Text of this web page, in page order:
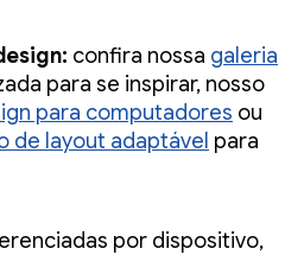
confira nossa galeria
para se inspirar, nosso
para computadores ou
de layout adaptável para
por dispositivo,